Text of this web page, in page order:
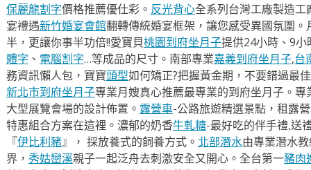
保麗龍割字價格推薦優仕彩。 反光背心全系列台灣工廠製造
宴禮遇新竹婚宴會館翻轉傳統婚宴框架，讓您感受異國氛圍。
半，更讓你事半功倍!!愛寶貝桃園到府坐月子提供24小時、9
體字 、 電腦割字…等成品的尺寸。南部專業嘉義到府坐月子,台
務資訊懶人包，寶寶頭型如何矯正?把握黃金期，不要錯過最
新北市到府坐月子專業月嫂真心推薦最專業的到府坐月子。專
大型展覽會場的設計佈置。 露營車-公路旅遊精選景點，租露
特惠組合方案在這裡。濃郁的奶香牛軋糖-最好吃的伴手禮,送
『伊比利豬』， 採放養式的飼養方式。 北部潛水由專業潛水
界， 秀姑巒溪親子一起泛舟去​刺激安全又開心。全台第一豬肉